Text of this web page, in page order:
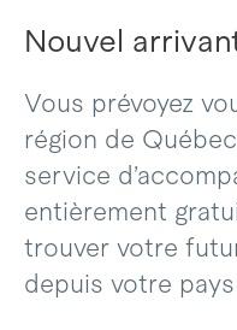
Nouvel
Vous prévoyez
région de
service
entièrement
trouver votre
depuis votre pays